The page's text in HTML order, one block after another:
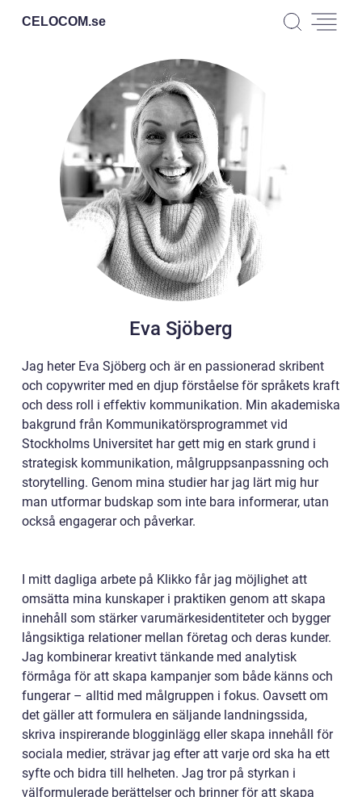
CELOCOM.se
Eva Sjöberg
Jag heter Eva Sjöberg och är en passionerad skribent
och copywriter med en djup förståelse för språkets kraft
och dess roll i effektiv kommunikation. Min akademiska
bakgrund från Kommunikatörsprogrammet vid
Stockholms Universitet har gett mig en stark grund i
strategisk kommunikation, målgruppsanpassning och
storytelling. Genom mina studier har jag lärt mig hur
man utformar budskap som inte bara informerar, utan
också engagerar och påverkar.
I mitt dagliga arbete på Klikko får jag möjlighet att
omsätta mina kunskaper i praktiken genom att skapa
innehåll som stärker varumärkesidentiteter och bygger
långsiktiga relationer mellan företag och deras kunder.
Jag kombinerar kreativt tänkande med analytisk
förmåga för att skapa kampanjer som både känns och
fungerar – alltid med målgruppen i fokus. Oavsett om
det gäller att formulera en säljande landningssida,
skriva inspirerande blogginlägg eller skapa innehåll för
sociala medier, strävar jag efter att varje ord ska ha ett
syfte och bidra till helheten. Jag tror på styrkan i
välformulerade berättelser och brinner för att skapa